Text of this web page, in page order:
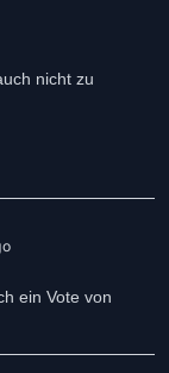
nicht zu
ein Vote von